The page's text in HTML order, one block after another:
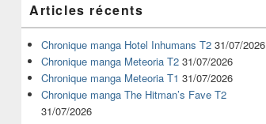
principale
de
widget
pour
barre
latérale
Articles récents
Chronique manga Hotel Inhumans T2 31/07/2026
Chronique manga Meteoria T2 31/07/2026
Chronique manga Meteoria T1 31/07/2026
Chronique manga The Hitman’s Fave T2
31/07/2026